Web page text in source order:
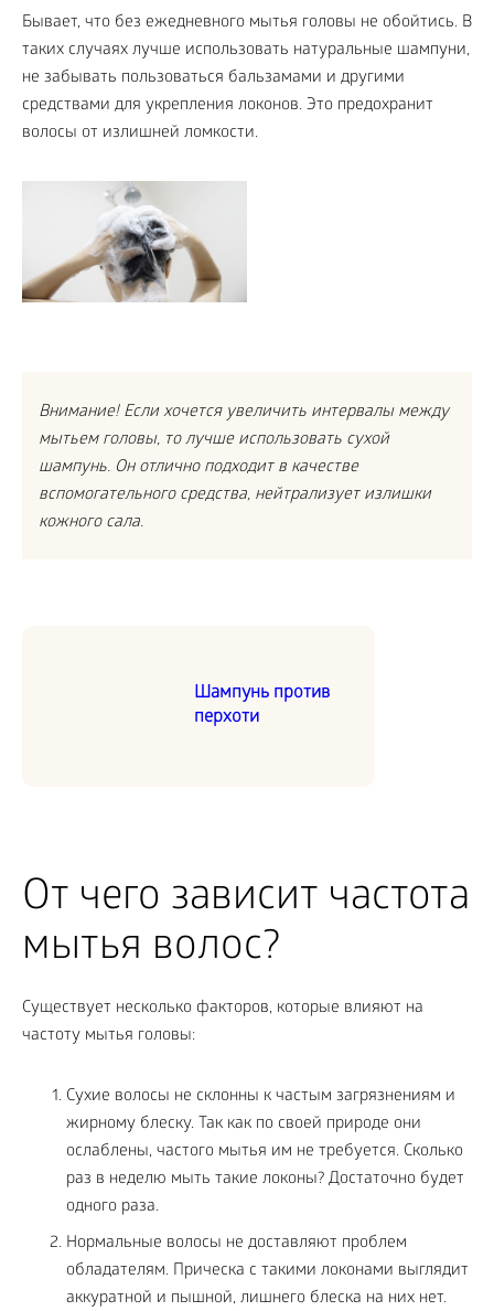
Бывает, что без ежедневного мытья головы не обойтись. В
таких случаях лучше использовать натуральные шампуни,
не забывать пользоваться бальзамами и другими
средствами для укрепления локонов. Это предохранит
волосы от излишней ломкости.
Внимание! Если хочется увеличить интервалы между
мытьем головы, то лучше использовать сухой
шампунь. Он отлично подходит в качестве
вспомогательного средства, нейтрализует излишки
кожного сала.
Шампунь против
перхоти
От чего зависит частота
мытья волос?
Существует несколько факторов, которые влияют на
частоту мытья головы:
Сухие волосы не склонны к частым загрязнениям и
жирному блеску. Так как по своей природе они
ослаблены, частого мытья им не требуется. Сколько
раз в неделю мыть такие локоны? Достаточно будет
одного раза.
Нормальные волосы не доставляют проблем
обладателям. Прическа с такими локонами выглядит
аккуратной и пышной, лишнего блеска на них нет.